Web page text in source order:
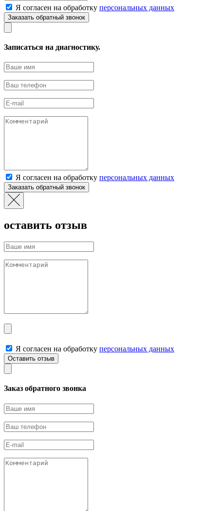
Я согласен на обработку персональных данных
Записаться на диагностику.
Я согласен на обработку персональных данных
оставить отзыв
Я согласен на обработку персональных данных
Заказ обратного звонка